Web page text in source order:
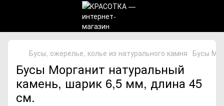
Бусы, ожерелье, колье из натурального камня Бусы
Бусы Морганит натуральный
камень, шарик 6,5 мм, длина 45
см.